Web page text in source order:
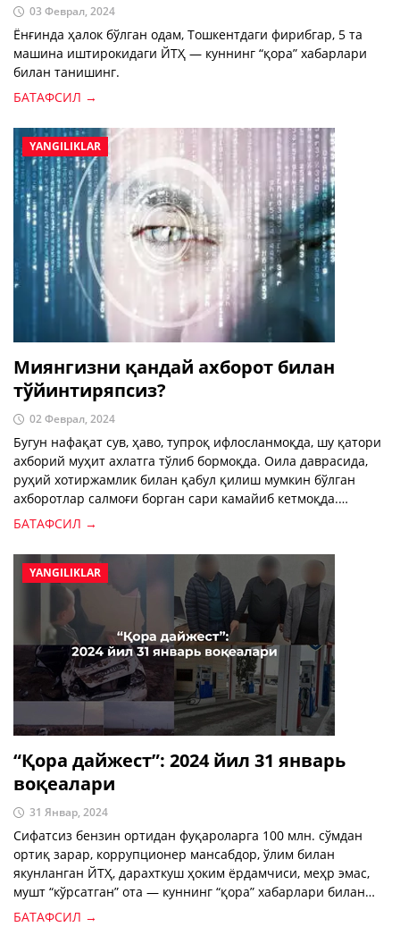
03 Феврал, 2024
Ёнғинда ҳалок бўлган одам, Тошкентдаги фирибгар, 5 та
машина иштирокидаги ЙТҲ — куннинг “қора” хабарлари
билан танишинг.
БАТАФСИЛ →
YANGILIKLAR
Миянгизни қандай ахборот билан
тўйинтиряпсиз?
02 Феврал, 2024
Бугун нафақат сув, ҳаво, тупроқ ифлосланмоқда, шу қатори
ахборий муҳит ахлатга тўлиб бормоқда. Оила даврасида,
руҳий хотиржамлик билан қабул қилиш мумкин бўлган
ахборотлар салмоғи борган сари камайиб кетмоқда.
Янгиликлар тасмасида жиноят, қотиллик, ахлоқсизлик,
БАТАФСИЛ →
YANGILIKLAR
“Қора дайжест”: 2024 йил 31 январь
воқеалари
31 Январ, 2024
Сифатсиз бензин ортидан фуқароларга 100 млн. сўмдан
ортиқ зарар, коррупционер мансабдор, ўлим билан
якунланган ЙТҲ, дарахткуш ҳоким ёрдамчиси, меҳр эмас,
мушт “кўрсатган” ота — куннинг “қора” хабарлари билан
танишинг.
БАТАФСИЛ →